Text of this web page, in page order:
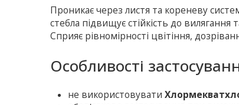
Проникає через листя та кореневу
стебла підвищує стійкість до
Сприяє рівномірності цвітіння,
Особливості
не використовувати